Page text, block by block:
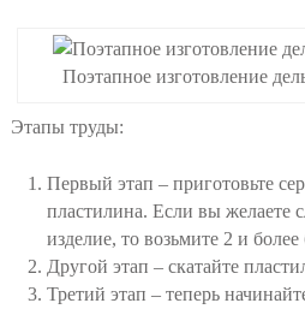
Поэтапное изготовление
Этапы труды:
Первый этап – приготовьте
пластилина. Если вы желаете
изделие, то возьмите 2 и более
Другой этап – скатайте
Третий этап – теперь